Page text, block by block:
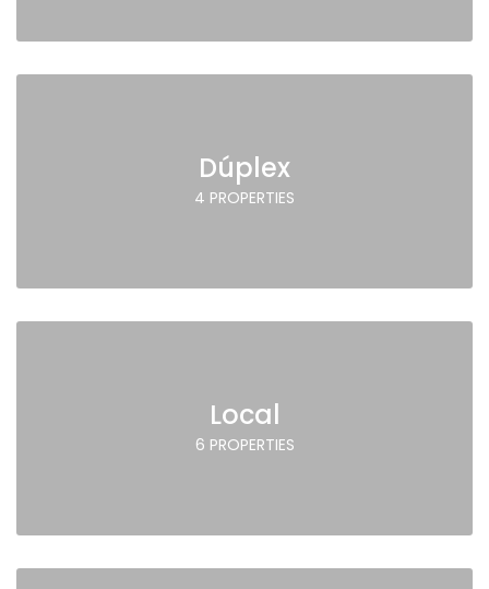
Dúplex
4 PROPERTIES
Local
6 PROPERTIES